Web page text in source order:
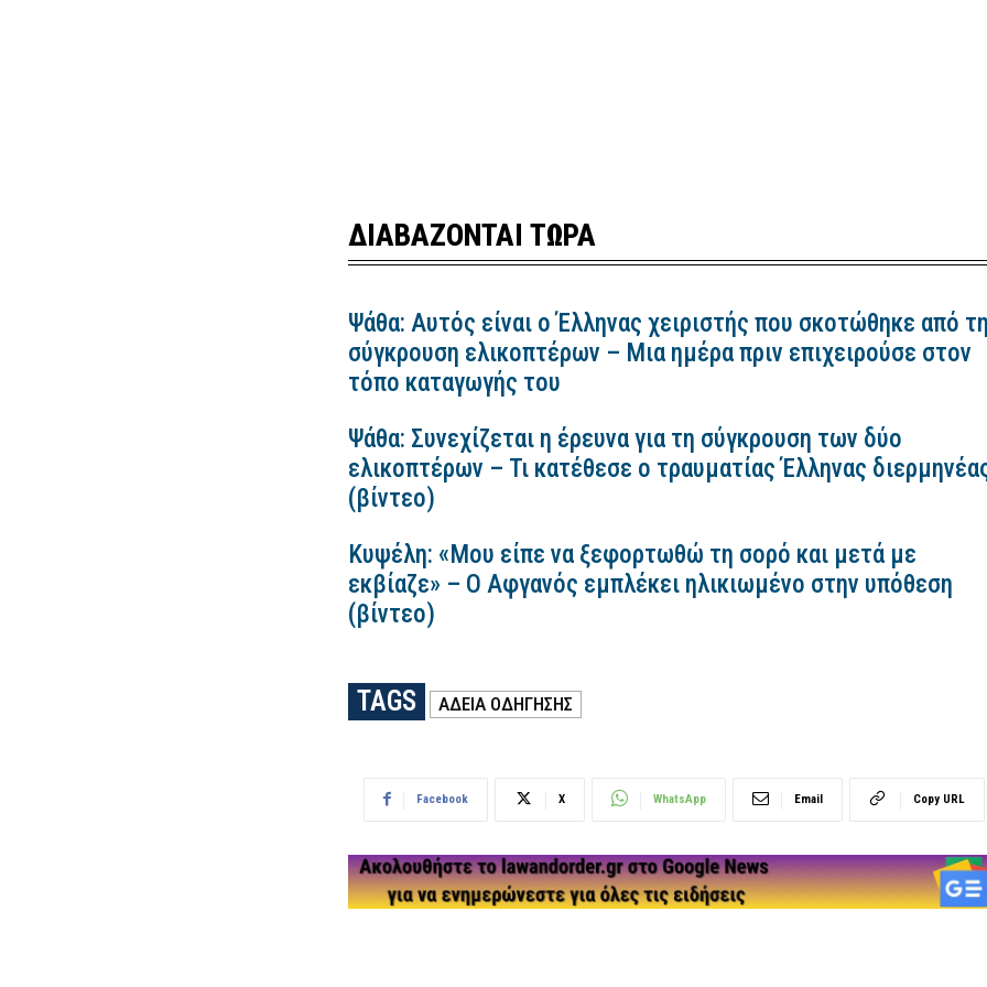
ΔΙΑΒΑΖΟΝΤΑΙ ΤΩΡΑ
Ψάθα: Αυτός είναι ο Έλληνας χειριστής που σκοτώθηκε από τη
σύγκρουση ελικοπτέρων – Μια ημέρα πριν επιχειρούσε στον
τόπο καταγωγής του
Ψάθα: Συνεχίζεται η έρευνα για τη σύγκρουση των δύο
ελικοπτέρων – Τι κατέθεσε ο τραυματίας Έλληνας
(βίντεο)
Κυψέλη: «Μου είπε να ξεφορτωθώ τη σορό και μετά με
εκβίαζε» – Ο Αφγανός εμπλέκει ηλικιωμένο στην υπόθεση
(βίντεο)
TAGS ΑΔΕΙΑ ΟΔΗΓΗΣΗΣ
Facebook X WhatsApp Email Copy URL